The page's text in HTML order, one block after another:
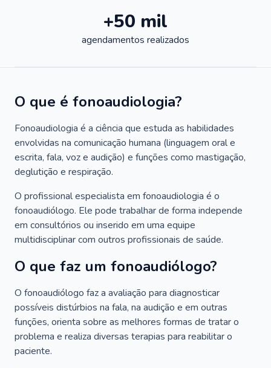
+50 mil
agendamentos realizados
O que é fonoaudiologia?
Fonoaudiologia é a ciência que estuda as habilidades
envolvidas na comunicação humana (linguagem oral e
escrita, fala, voz e audição) e funções como mastigação,
deglutição e respiração.
O profissional especialista em fonoaudiologia é o
fonoaudiólogo. Ele pode trabalhar de forma independe
em consultórios ou inserido em uma equipe
multidisciplinar com outros profissionais de saúde.
O que faz um fonoaudiólogo?
O fonoaudiólogo faz a avaliação para diagnosticar
possíveis distúrbios na fala, na audição e em outras
funções, orienta sobre as melhores formas de tratar o
problema e realiza diversas terapias para reabilitar o
paciente.